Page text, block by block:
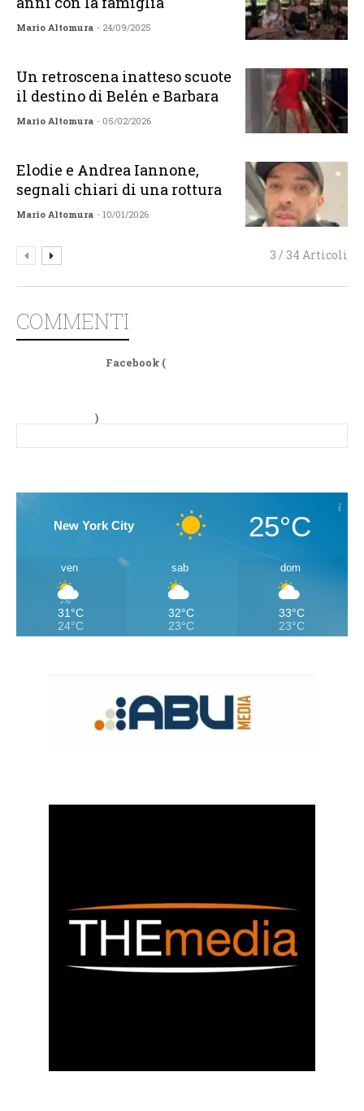
Mario Altomura - 24/09/2025
Un retroscena inatteso scuote
il destino di Belén e Barbara
Mario Altomura - 05/02/2026
Elodie e Andrea Iannone,
segnali chiari di una rottura
Mario Altomura - 10/01/2026
3 / 34 Articoli
COMMENTI
Facebook (
)
New York City 25°C
ven
31°C
24°C
sab
32°C
23°C
dom
33°C
23°C